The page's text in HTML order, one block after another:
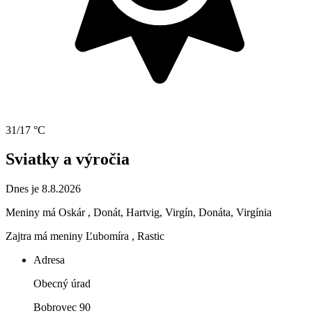
31/17 °C
Sviatky a výročia
Dnes je 8.8.2026
Meniny má Oskár , Donát, Hartvig, Virgín, Donáta, Virgínia
Zajtra má meniny Ľubomíra , Rastic
Adresa
Obecný úrad
Bobrovec 90